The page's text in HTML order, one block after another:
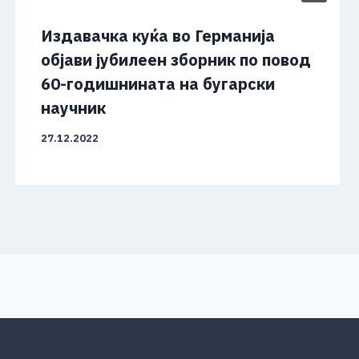
Издавачка куќа во Германија
објави јубилеен зборник по повод
60-годишнината на бугарски
научник
27.12.2022